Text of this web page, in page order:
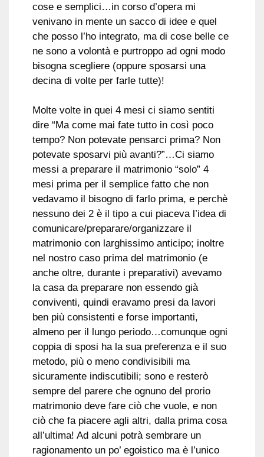
cose e semplici…in corso d’opera mi
venivano in mente un sacco di idee e quel
che posso l’ho integrato, ma di cose belle ce
ne sono a volontà e purtroppo ad ogni modo
bisogna scegliere (oppure sposarsi una
decina di volte per farle tutte)!
Molte volte in quei 4 mesi ci siamo sentiti
dire “Ma come mai fate tutto in così poco
tempo? Non potevate pensarci prima? Non
potevate sposarvi più avanti?”…Ci siamo
messi a preparare il matrimonio “solo” 4
mesi prima per il semplice fatto che non
vedavamo il bisogno di farlo prima, e perchè
nessuno dei 2 è il tipo a cui piaceva l’idea di
comunicare/preparare/organizzare il
matrimonio con larghissimo anticipo; inoltre
nel nostro caso prima del matrimonio (e
anche oltre, durante i preparativi) avevamo
la casa da preparare non essendo già
conviventi, quindi eravamo presi da lavori
ben più consistenti e forse importanti,
almeno per il lungo periodo…comunque ogni
coppia di sposi ha la sua preferenza e il suo
metodo, più o meno condivisibili ma
sicuramente indiscutibili; sono e resterò
sempre del parere che ognuno del prorio
matrimonio deve fare ciò che vuole, e non
ciò che fa piacere agli altri, dalla prima cosa
all’ultima! Ad alcuni potrà sembrare un
ragionamento un po’ egoistico ma è l’unico